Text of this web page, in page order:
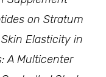
on Stratum
Elasticity in
A Multicenter